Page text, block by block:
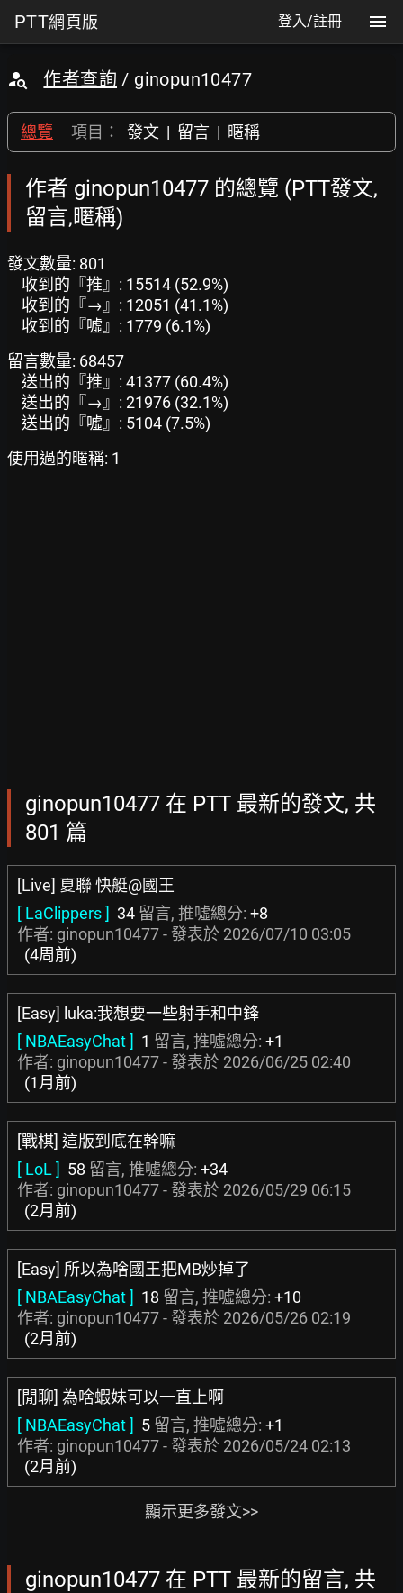
PTT網頁版 登入/註冊
作者查詢 / ginopun10477
總覽 項目： 發文 | 留言 | 暱稱
作者 ginopun10477 的總覽 (PTT發文,
留言,暱稱)
發文數量: 801
收到的『推』: 15514 (52.9%)
收到的『→』: 12051 (41.1%)
收到的『噓』: 1779 (6.1%)
留言數量: 68457
送出的『推』: 41377 (60.4%)
送出的『→』: 21976 (32.1%)
送出的『噓』: 5104 (7.5%)
使用過的暱稱: 1
ginopun10477 在 PTT 最新的發文, 共
801 篇
[Live] 夏聯 快艇@國王
[ LaClippers ] 34 留言, 推噓總分: +8
作者: ginopun10477 - 發表於 2026/07/10 03:05
(4周前)
[Easy] luka:我想要一些射手和中鋒
[ NBAEasyChat ] 1 留言, 推噓總分: +1
作者: ginopun10477 - 發表於 2026/06/25 02:40
(1月前)
[戰棋] 這版到底在幹嘛
[ LoL ] 58 留言, 推噓總分: +34
作者: ginopun10477 - 發表於 2026/05/29 06:15
(2月前)
[Easy] 所以為啥國王把MB炒掉了
[ NBAEasyChat ] 18 留言, 推噓總分: +10
作者: ginopun10477 - 發表於 2026/05/26 02:19
(2月前)
[閒聊] 為啥蝦妹可以一直上啊
[ NBAEasyChat ] 5 留言, 推噓總分: +1
作者: ginopun10477 - 發表於 2026/05/24 02:13
(2月前)
顯示更多發文>>
ginopun10477 在 PTT 最新的留言, 共